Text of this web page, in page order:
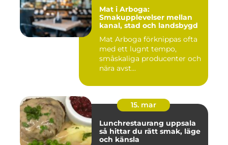
Mat i Arboga:
Smakupplevelser mellan
kanal, stad och landsbygd
Mat Arboga förknippas ofta
med ett lugnt tempo,
småskaliga producenter och
nära avst...
15. mar
Lunchrestaurang uppsala
så hittar du rätt smak, läge
och känsla